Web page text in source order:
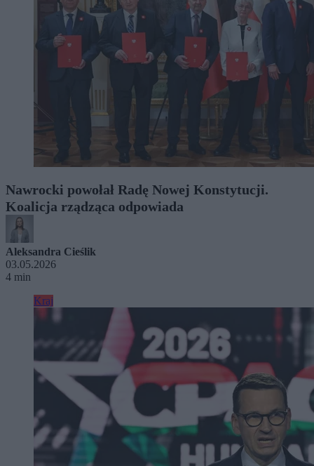
Nawrocki powołał Radę Nowej Konstytucji.
Koalicja rządząca odpowiada
Aleksandra Cieślik
03.05.2026
4 min
Kraj